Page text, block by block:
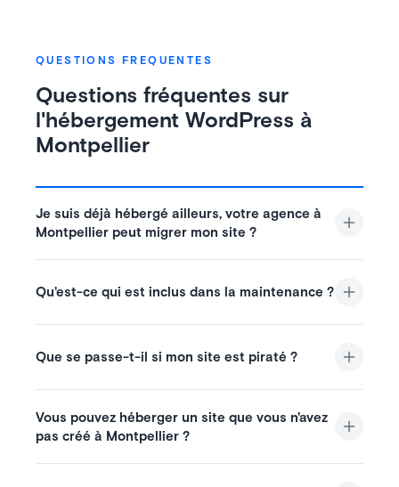
QUESTIONS FREQUENTES
Questions fréquentes sur
l'hébergement WordPress à
Montpellier
Je suis déjà hébergé ailleurs, votre agence à
Montpellier peut migrer mon site ?
Qu'est-ce qui est inclus dans la maintenance ?
Que se passe-t-il si mon site est piraté ?
Vous pouvez héberger un site que vous n'avez
pas créé à Montpellier ?